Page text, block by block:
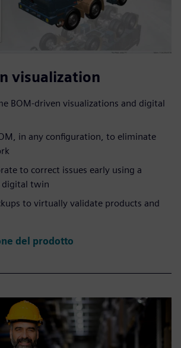
visualization
BOM-driven visualizations and digital
in any configuration, to eliminate
to correct issues early using a
digital twin
to virtually validate products and
del prodotto